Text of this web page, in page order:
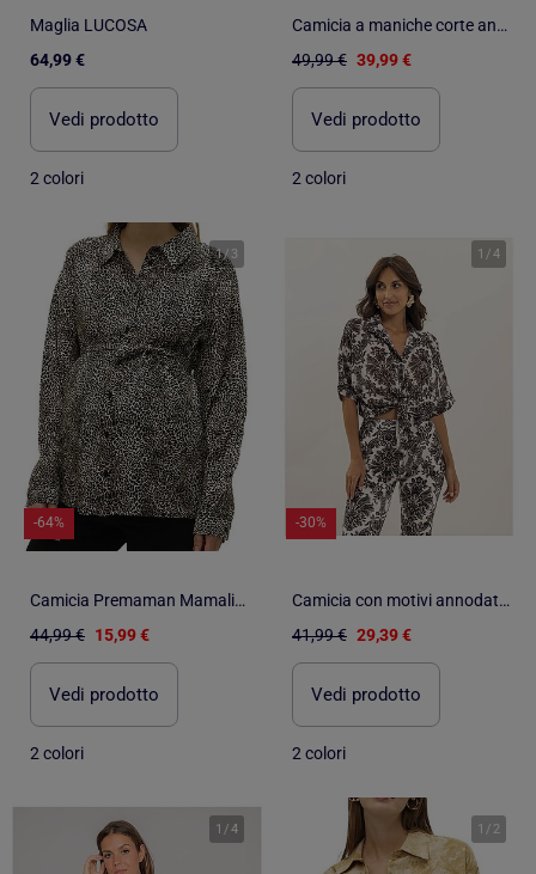
Maglia LUCOSA
64,99 €
Vedi prodotto
2 colori
Camicia a maniche corte annodata sul lato OMERVA
49,99 € 39,99 €
Vedi prodotto
2 colori
1/ 3
-64%
Camicia Premaman Mamalicious da Donna
44,99 € 15,99 €
Vedi prodotto
2 colori
1 /4
-30%
Camicia con motivi annodata OXALIE
41,99 € 29,39 €
Vedi prodotto
2 colori
1 /4 1 / 2